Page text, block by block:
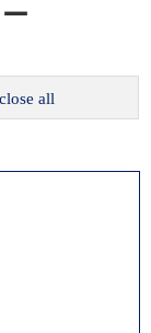
close all